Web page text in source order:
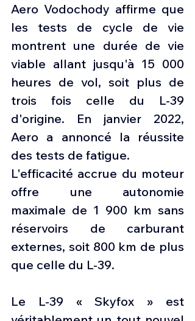
Aero Vodochody affirme que
les tests de cycle de vie
montrent une durée de vie
viable allant jusqu'à 15 000
heures de vol, soit plus de
trois fois celle du L-39
d'origine. En janvier 2022,
Aero a annoncé la réussite
des tests de fatigue.
L'efficacité accrue du moteur
offre une autonomie
maximale de 1 900 km sans
réservoirs de carburant
externes, soit 800 km de plus
que celle du L-39.
Le L‑39 « Skyfox » est